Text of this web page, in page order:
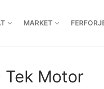
MARKET
Tek Motor